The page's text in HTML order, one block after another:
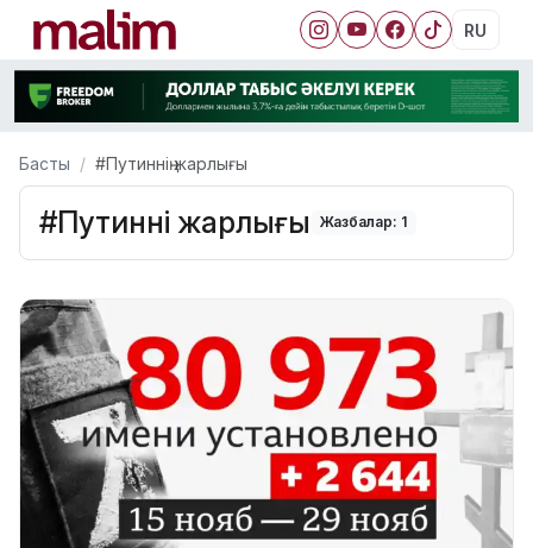
RU
Басты #Путиннің жарлығы
#Путиннің жарлығы Жазбалар: 1